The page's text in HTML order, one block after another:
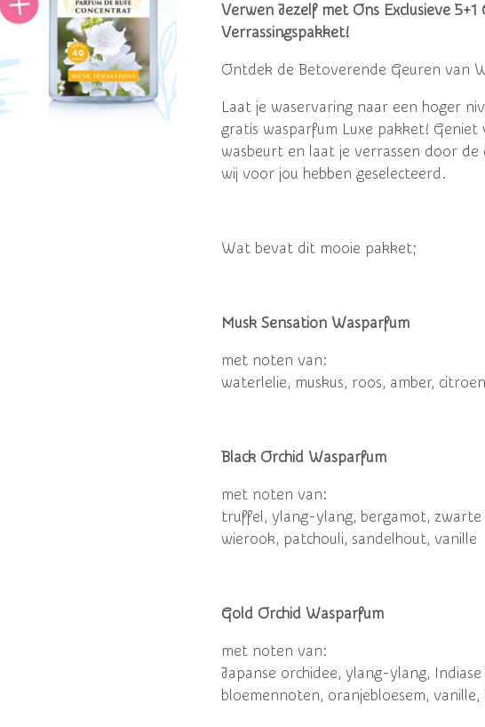
Verwen Jezelf met Ons Exclusieve
Verrassingspakket!
Ontdek de Betoverende Geuren van
Laat je waservaring naar een hoger
gratis wasparfum Luxe pakket! Geniet
wasbeurt en laat je verrassen door de
wij voor jou hebben geselecteerd.
Wat bevat dit mooie pakket;
Musk Sensation Wasparfum
met noten van:
waterlelie, muskus, roos, amber,
Black Orchid Wasparfum
met noten van:
truffel, ylang-ylang, bergamot, zwarte
wierook, patchouli, sandelhout, vanille
Gold Orchid Wasparfum
met noten van:
Japanse orchidee, ylang-ylang, Indiase
bloemennoten, oranjebloesem,